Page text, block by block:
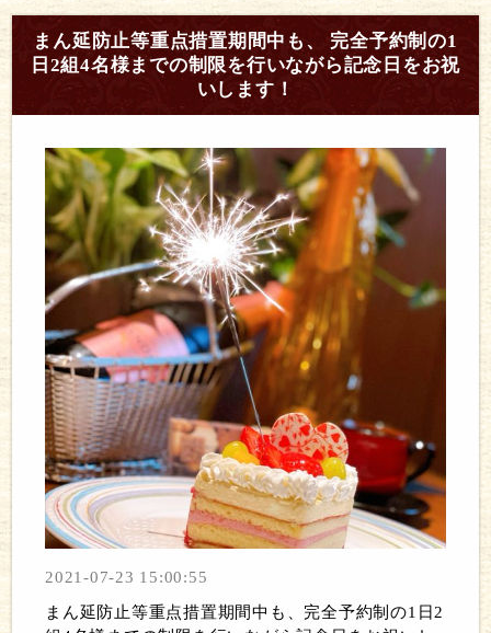
まん延防止等重点措置期間中も、 完全予約制の1
日2組4名様までの制限を行いながら記念日をお祝
いします！
2021-07-23 15:00:55
まん延防止等重点措置期間中も、完全予約制の1日2